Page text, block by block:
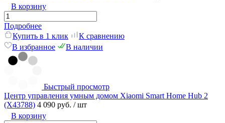
В корзину
Подробнее
Купить в 1 клик
К сравнению
В избранное
В наличии
Быстрый просмотр
Центр управления умным домом Xiaomi Smart Home Hub 2
(X43788) 4 090 руб. / шт
В корзину